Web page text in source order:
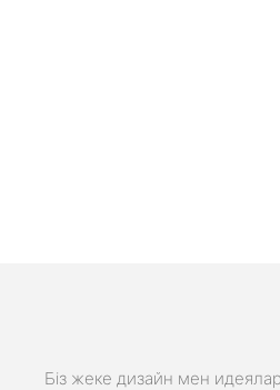
Біз жеке дизайн мен